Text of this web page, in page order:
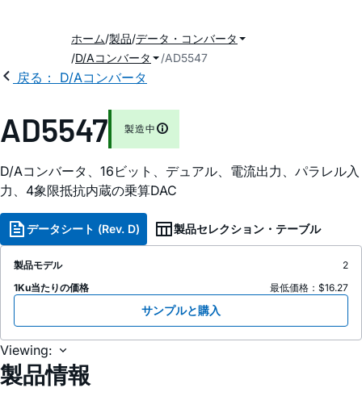
ホーム 製品 データ・コンバータ
D/Aコンバータ
AD5547
戻る： D/Aコンバータ
AD5547 製造中
D/Aコンバータ、16ビット、デュアル、電流出力、パラレル入
力、4象限抵抗内蔵の乗算DAC
データシート (Rev. D) 製品セレクション・テーブル
製品モデル
2
1Ku当たりの価格
最低価格：$16.27
サンプルと購入
Viewing:
製品情報